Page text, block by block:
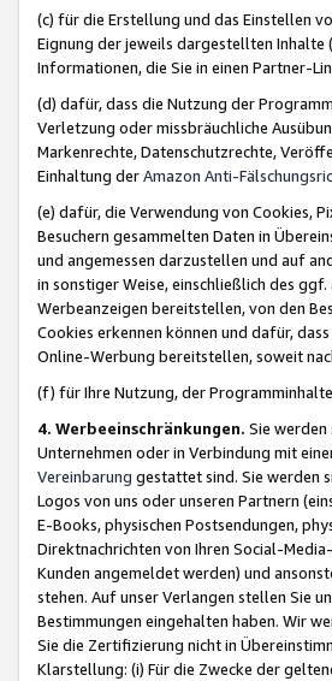
(c) für die Erstellung und das Einstellen
Eignung der jeweils dargestellten
Informationen, die Sie in einen Partner-
(d) dafür, dass die Nutzung der
Verletzung oder missbräuchliche
Markenrechte, Datenschutzrechte,
Einhaltung derAmazon Anti-
(e) dafür, die Verwendung von Cookies,
Besuchern gesammelten Daten in
und angemessen darzustellen und auf
in sonstiger Weise, einschließlich des
Werbeanzeigen bereitstellen, von den
Cookies erkennen können und dafür,
Online-Werbung bereitstellen, soweit
(f) für Ihre Nutzung, der
4. Werbeeinschränkungen. Sie
Unternehmen oder in Verbindung mit
Vereinbarung gestattet sind. Sie werden
Logos von uns oder unseren Partnern
E-Books, physischen Postsendungen,
Direktnachrichten von Ihren Social-
Kunden angemeldet werden) und
stehen. Auf unser Verlangen stellen Sie
Bestimmungen eingehalten haben. Wir
Sie die Zertifizierung nicht in
Klarstellung: (i) Für die Zwecke der